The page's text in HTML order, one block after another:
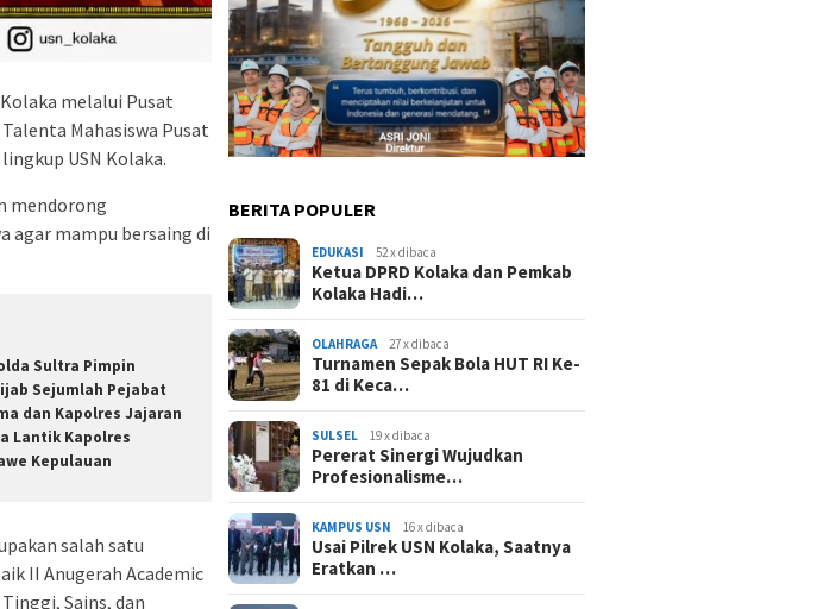
melalui Pusat
Mahasiswa Pusat
USN Kolaka.
mendorong
agar mampu bersaing di
Sultra Pimpin
Sejumlah Pejabat
dan Kapolres Jajaran
Lantik Kapolres
Kepulauan
salah satu
II Anugerah Academic
Sains, dan
BERITA POPULER
EDUKASI 52 x dibaca
Ketua DPRD Kolaka dan Pemkab
Kolaka Hadi…
OLAHRAGA 27 x dibaca
Turnamen Sepak Bola HUT RI Ke-
81 di Keca…
SULSEL 19 x dibaca
Pererat Sinergi Wujudkan
Profesionalisme…
KAMPUS USN 16 x dibaca
Usai Pilrek USN Kolaka, Saatnya
Eratkan …